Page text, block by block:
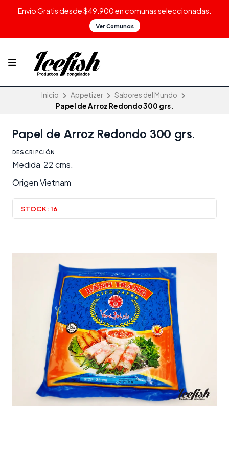
Envío Gratis desde $49.900 en comunas seleccionadas.
Ver Comunas
Inicio Appetizer
Sabores del Mundo
Papel de Arroz Redondo 300 grs.
Papel de Arroz Redondo 300 grs.
DESCRIPCIÓN
Medida 22 cms.
Origen Vietnam
STOCK: 16